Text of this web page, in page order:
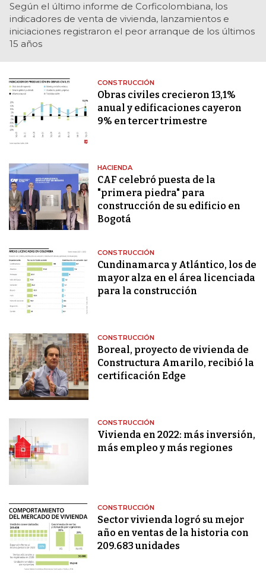
Según el último informe de Corficolombiana, los
indicadores de venta de vivienda, lanzamientos e
iniciaciones registraron el peor arranque de los últimos
15 años
CONSTRUCCIÓN
Obras civiles crecieron 13,1%
anual y edificaciones cayeron
9% en tercer trimestre
HACIENDA
CAF celebró puesta de la
"primera piedra" para
construcción de su edificio en
Bogotá
CONSTRUCCIÓN
Cundinamarca y Atlántico, los de
mayor alza en el área licenciada
para la construcción
CONSTRUCCIÓN
Boreal, proyecto de vivienda de
Constructura Amarilo, recibió la
certificación Edge
CONSTRUCCIÓN
Vivienda en 2022: más inversión,
más empleo y más regiones
CONSTRUCCIÓN
Sector vivienda logró su mejor
año en ventas de la historia con
209.683 unidades